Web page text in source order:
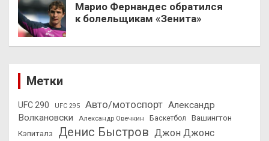
Марио Фернандес обратился
к болельщикам «Зенита»
Метки
UFC 290 UFC 295 Авто/мотоспорт Александр
Волкановски
Александр Овечкин Баскетбол
Вашингтон
Кэпиталз
Денис Быстров Джон Джонс